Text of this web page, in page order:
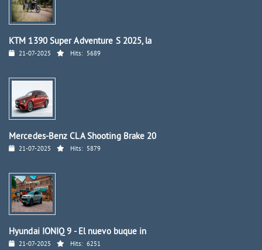
KTM 1390 Super Adventure S 2025, la
21-07-2025 Hits: 5689
Mercedes-Benz CLA Shooting Brake 20
21-07-2025 Hits: 5879
Hyundai IONIQ 9 - El nuevo buque in
21-07-2025 Hits: 6251